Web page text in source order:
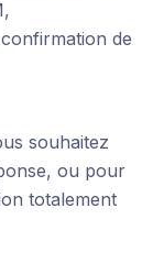
de
souhaitez
ou pour
totalement